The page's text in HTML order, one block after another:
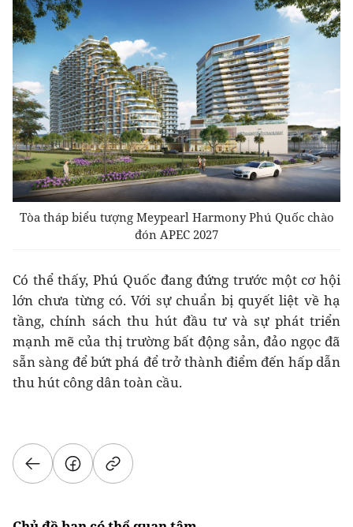
Tòa tháp biểu tượng Meypearl Harmony Phú Quốc chào
đón APEC 2027
Có thể thấy, Phú Quốc đang đứng trước một cơ hội
lớn chưa từng có. Với sự chuẩn bị quyết liệt về hạ
tầng, chính sách thu hút đầu tư và sự phát triển
mạnh mẽ của thị trường bất động sản, đảo ngọc đã
sẵn sàng để bứt phá để trở thành điểm đến hấp dẫn
thu hút công dân toàn cầu.